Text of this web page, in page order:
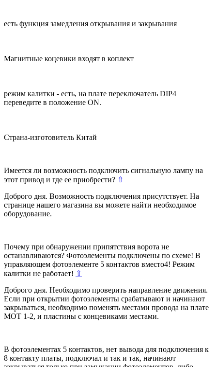
есть функция замедления открывания и закрывания
Магнитные коцевики входят в коплект
режим калитки - есть, на плате переключатель DIP4
переведите в положение ON.
Страна-изготовитель Китай
Имеется ли возможность подключить сигнальную лампу на
этот привод и где ее приобрести? ⇧
Доброго дня. Возможность подключения присутствует. На
странице нашего магазина вы можете найти необходимое
оборудование.
Почему при обнаружении припятствия ворота не
останавливаются? Фотоэлементы подключены по схеме! В
управляющем фотоэлементе 5 контактов вместо4! Режим
калитки не работает! ⇧
Доброго дня. Необходимо проверить направление движения.
Если при открытии фотоэлементы срабатывают и начинают
закрываться, необходимо поменять местами провода на плате
МОТ 1-2, и пластины с концевиками местами.
В фотоэлементах 5 контактов, нет выводa для подключения к
8 контакту платы, подключал и так и так, начинают